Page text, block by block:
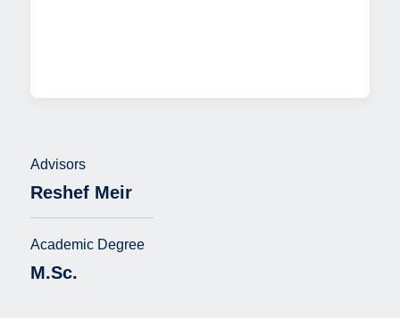
Advisors
Reshef Meir
Academic Degree
M.Sc.